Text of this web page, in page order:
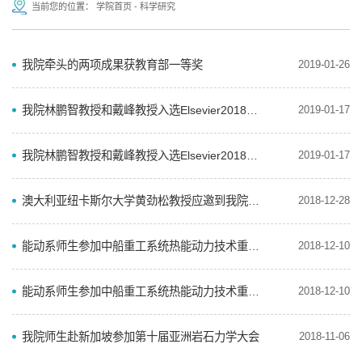
当前您的位置： 学院首页 - 科学研究
我院牵头的两项成果获教育部一等奖 2019-01-26
2019-01-17
2019-01-17
2018-12-28
2018-12-10
2018-12-10
我院师生赴新加坡参加第十届亚洲岩石力学大会 2018-11-06